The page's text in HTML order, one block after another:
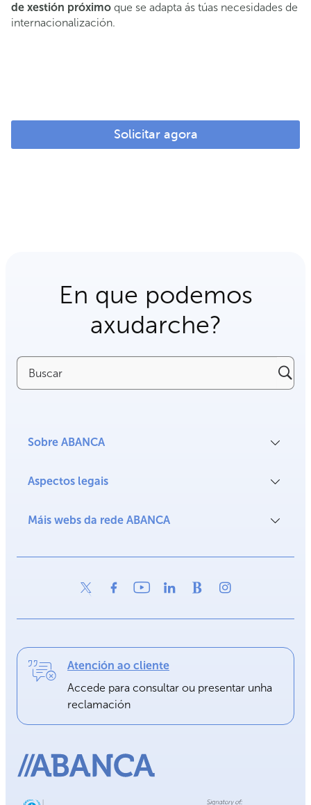
de xestión próximo que se adapta ás túas necesidades de
internacionalización.
Solicitar agora
En que podemos
axudarche?
Buscar
Sobre ABANCA
Aspectos legais
Máis webs da rede ABANCA
Atención ao cliente
Accede para consultar ou presentar unha
reclamación